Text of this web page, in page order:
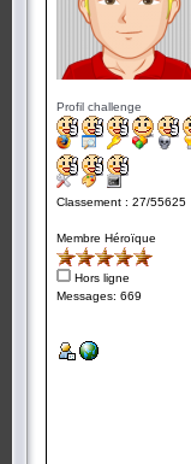
Profil challenge
Classement : 27/55625
Membre Héroïque
Hors ligne
Messages: 669